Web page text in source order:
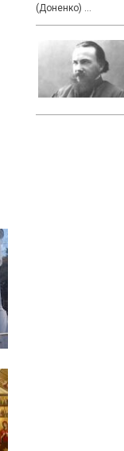
(Доненко) …